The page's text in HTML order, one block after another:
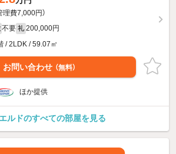
理費7,000円）
不要 礼 200,000円
/ 2LDK / 59.07㎡
お問い合わせ （無料）
ほか提供
ルドのすべての部屋を見る